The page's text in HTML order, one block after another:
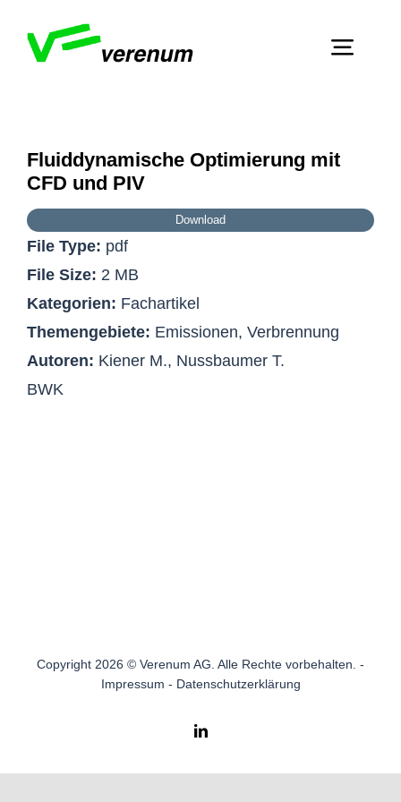
Dienstleistungen
Zeige
grösseres
Bild
Fluiddynamische Optimierung mit
CFD und PIV
BWK
Download
File Type: pdf
File Size: 2 MB
Kategorien: Fachartikel
Themengebiete: Emissionen, Verbrennung
Autoren: Kiener M., Nussbaumer T.
Copyright 2026 © Verenum AG. Alle Rechte vorbehalten. -
Impressum - Datenschutzerklärung